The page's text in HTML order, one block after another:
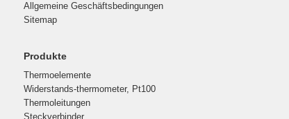
Allgemeine Geschäftsbedingungen
Sitemap
Produkte
Thermoelemente
Widerstands-thermometer, Pt100
Thermoleitungen
Steckverbinder